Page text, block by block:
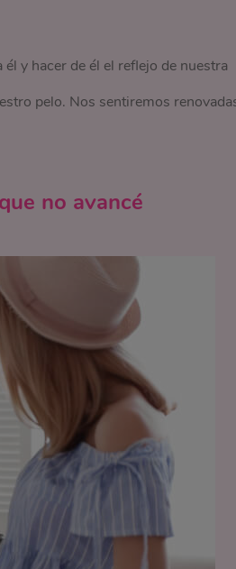
y hacer de él el reflejo de nuestra
pelo. Nos sentiremos
no avancé